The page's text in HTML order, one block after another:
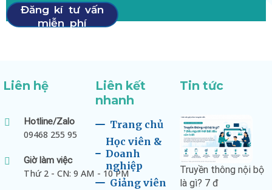
Đăng kí tư vấn
miễn phí
Liên hệ
Hotline/Zalo
09468 255 95
Giờ làm việc
Thứ 2 - CN: 9 AM - 10 PM
Liên kết
nhanh
Trang chủ
Học viên &
Doanh
nghiệp
Giảng viên
Tin tức
Truyền thông nội bộ
là gì? 7 đ